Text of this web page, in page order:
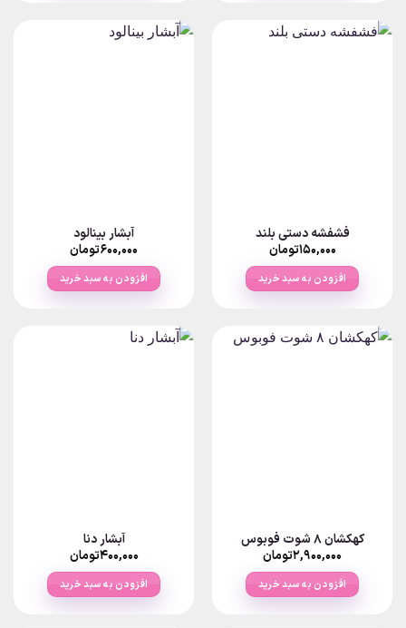
فشفشه دستی بلند
۱۵۰,۰۰۰تومان
افزودن به سبد خرید
آبشار بینالود
۶۰۰,۰۰۰تومان
افزودن به سبد خرید
کهکشان ۸ شوت فوبوس
۲,۹۰۰,۰۰۰تومان
افزودن به سبد خرید
آبشار دنا
۴۰۰,۰۰۰تومان
افزودن به سبد خرید